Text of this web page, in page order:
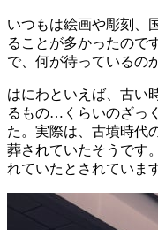
いつもは絵画や彫刻、
ることが多かったので
で、何が待っているの
はにわといえば、古い
るもの…くらいのざっ
た。実際は、古墳時代
葬されていたそうです
れていたとされています